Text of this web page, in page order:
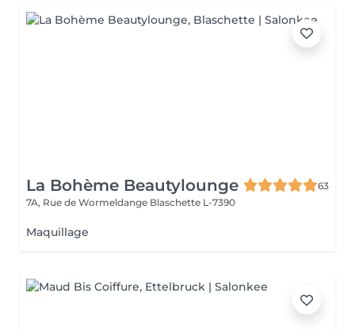
La Bohème Beautylounge
63
7A, Rue de Wormeldange Blaschette L-7390
Maquillage